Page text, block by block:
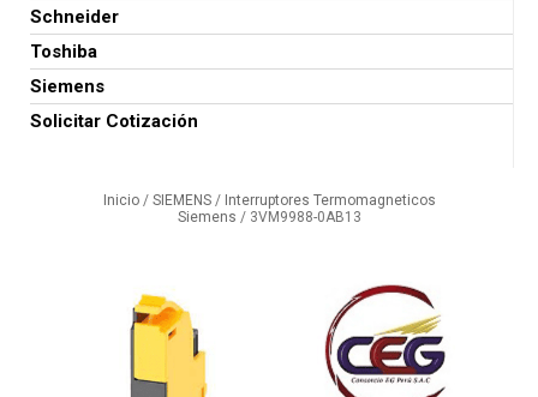
Schneider
Toshiba
Siemens
Solicitar Cotización
Inicio/ SIEMENS/ Interruptores Termomagneticos
Siemens / 3VM9988-0AB13